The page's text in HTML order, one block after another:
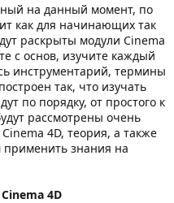
на данный момент, по
как для начинающих так
раскрыты модули Cinema
с основ, изучите каждый
инструментарий, термины
так, что изучать
по порядку, от простого к
рассмотрены очень
4D, теория, а также
применить знания на
4D